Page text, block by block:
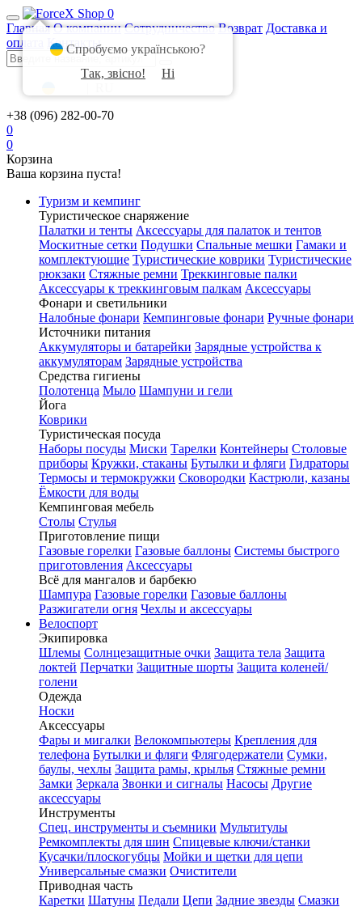
0
Главная О компании Сотрудничество Возврат Доставка и
оплата
Контакты
+38 (096) 282-00-70
0
0
Корзина
Ваша корзина пуста!
Туризм и кемпинг
Туристическое снаряжение
Палатки и тенты Аксессуары для палаток и тентов
Москитные сетки Подушки Спальные мешки Гамаки и
комплектующие Туристические коврики Туристические
рюкзаки Стяжные ремни Треккинговые палки
Аксессуары к треккинговым палкам Аксессуары
Фонари и светильники
Налобные фонари Кемпинговые фонари Ручные фонари
Источники питания
Аккумуляторы и батарейки Зарядные устройства к
аккумуляторам Зарядные устройства
Средства гигиены
Полотенца Мыло Шампуни и гели
Йога
Коврики
Туристическая посуда
Наборы посуды Миски Тарелки Контейнеры Столовые
приборы Кружки, стаканы Бутылки и фляги Гидраторы
Термосы и термокружки Сковородки Кастрюли, казаны
Ёмкости для воды
Кемпинговая мебель
Столы Стулья
Приготовление пищи
Газовые горелки Газовые баллоны Системы быстрого
приготовления Аксессуары
Всё для мангалов и барбекю
Шампура Газовые горелки Газовые баллоны
Разжигатели огня Чехлы и аксессуары
Велоспорт
Экипировка
Шлемы Солнцезащитные очки Защита тела Защита
локтей Перчатки Защитные шорты Защита коленей/
голени
Одежда
Носки
Аксессуары
Фары и мигалки Велокомпьютеры Крепления для
телефона Бутылки и фляги Флягодержатели Сумки,
баулы, чехлы Защита рамы, крылья Стяжные ремни
Замки Зеркала Звонки и сигналы Насосы Другие
аксессуары
Инструменты
Спец. инструменты и съемники Мультитулы
Ремкомплекты для шин Спицевые ключи/станки
Кусачки/плоскогубцы Мойки и щетки для цепи
Универсальные смазки Очистители
Приводная часть
Каретки Шатуны Педали Цепи Задние звезды Смазки
Спробуємо українською?
Так, звісно!
Ні